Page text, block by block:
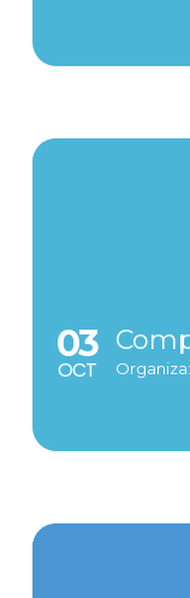
03
OCT